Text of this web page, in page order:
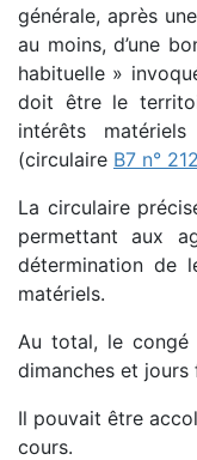
générale, après
au moins, d’une
habituelle »
doit être le
intérêts
(circulaire B7 n°
La circulaire
permettant aux
détermination de
matériels.
Au total, le congé
dimanches et jours
Il pouvait être
cours.